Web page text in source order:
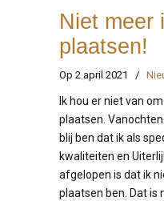
Niet meer
plaatsen!
Op 2 april 2021 /
Ik hou er niet van
plaatsen.
blij ben dat ik als
kwaliteiten en
afgelopen is dat ik
plaatsen ben. Dat is